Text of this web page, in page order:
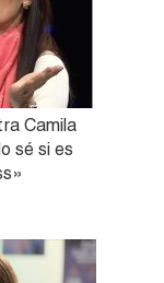
Camila
sé si es